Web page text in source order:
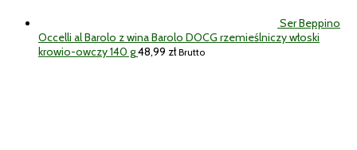
Ser Beppino
Occelli al Barolo z wina Barolo DOCG rzemieślniczy włoski
krowio-owczy 140 g48,99 zł Brutto